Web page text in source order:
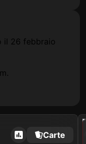
il 26 febbraio
Carte
2021